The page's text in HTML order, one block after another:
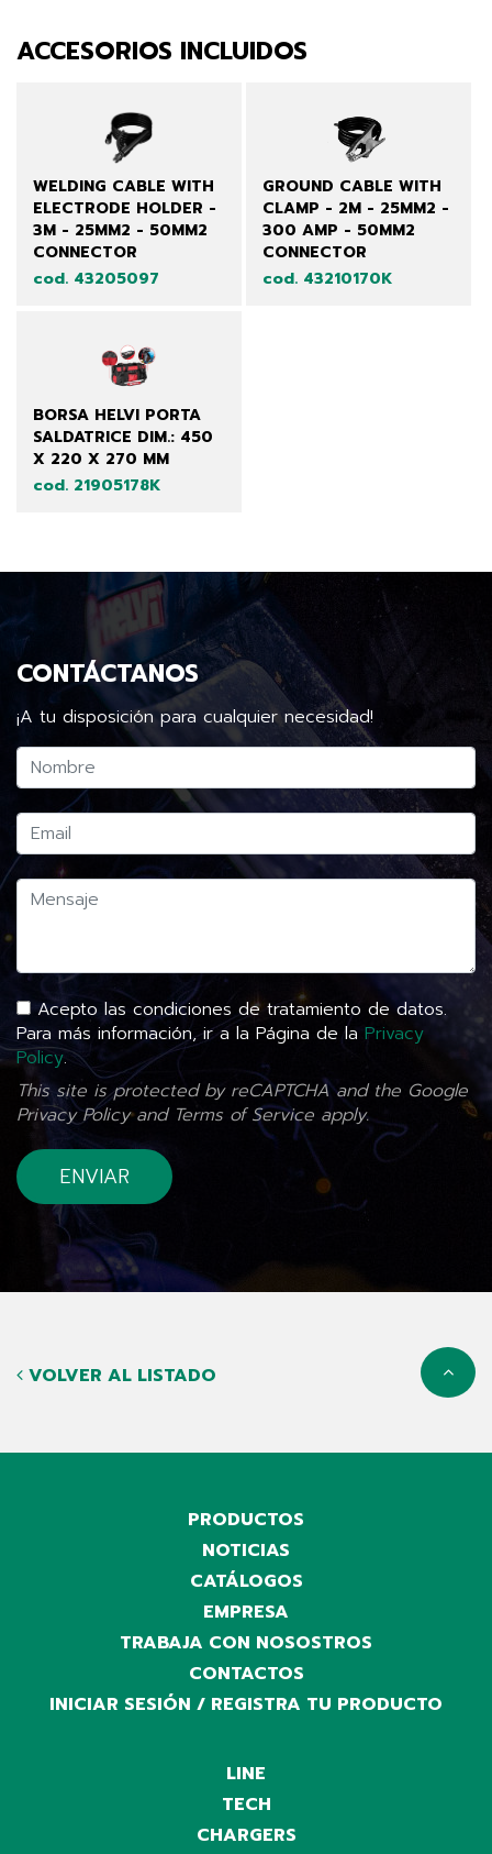
ACCESORIOS INCLUIDOS
WELDING CABLE WITH
ELECTRODE HOLDER -
3M - 25MM2 - 50MM2
CONNECTOR
cod. 43205097
GROUND CABLE WITH
CLAMP - 2M - 25MM2 -
300 AMP - 50MM2
CONNECTOR
cod. 43210170K
BORSA HELVI PORTA
SALDATRICE DIM.: 450
X 220 X 270 MM
cod. 21905178K
CONTÁCTANOS
¡A tu disposición para cualquier necesidad!
Acepto las condiciones de tratamiento de datos.
Para más información, ir a la Página de la Privacy
Policy.
This site is protected by reCAPTCHA and the Google
Privacy Policyand Terms of Service apply.
VOLVER AL LISTADO
PRODUCTOS
NOTICIAS
CATÁLOGOS
EMPRESA
TRABAJA CON NOSOSTROS
CONTACTOS
INICIAR SESIÓN / REGISTRA TU PRODUCTO
LINE
TECH
CHARGERS